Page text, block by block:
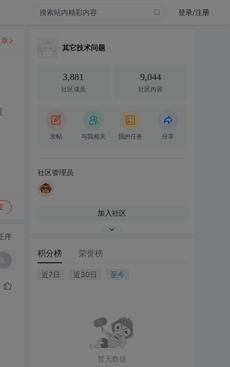
登录/注册
序
其它技术问题
3,881
社区成员
9,044
社区内容
发帖 与我相关 我的任务 分享
社区管理员
加入社区
积分榜 荣誉榜
近7日 近30日 至今
暂无数据